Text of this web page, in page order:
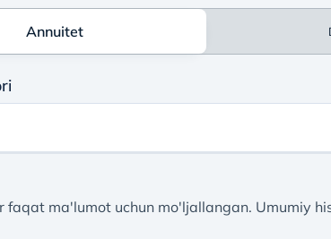
Annuitet
Annuitet
faqat ma'lumot uchun mo'ljallangan. Umumiy